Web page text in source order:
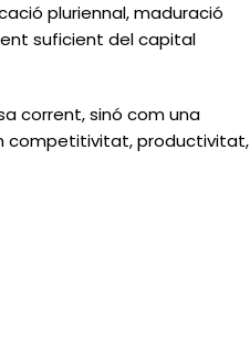
pluriennal, maduració
suficient del capital
corrent, sinó com una
competitivitat, productivitat,